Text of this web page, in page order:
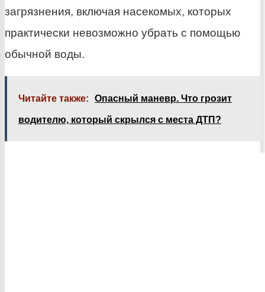
загрязнения, включая насекомых, которых
практически невозможно убрать с помощью
обычной воды.
Читайте также: Опасный маневр. Что грозит
водителю, который скрылся с места ДТП?